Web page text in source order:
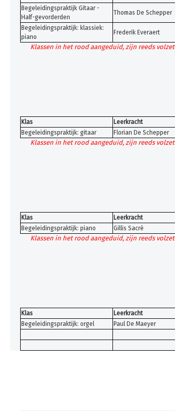
Begeleidingspraktijk Gitaar -
Half-gevorderden
Thomas De Schepper
Begeleidingspraktijk: klassiek:
piano
Frederik Everaert
Klassen in het rood aangeduid, zijn reeds volzet
Klas Leerkracht
Begeleidingspraktijk: gitaar
Florian De Schepper
Klassen in het rood aangeduid, zijn reeds volzet
Klas Leerkracht
Begeleidingspraktijk: piano
Gillis Sacré
Klassen in het rood aangeduid, zijn reeds volzet
Klas Leerkracht
Begeleidingspraktijk: orgel
Paul De Maeyer